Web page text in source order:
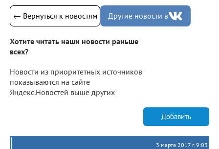
← Вернуться к новостям Другие новости в
Хотите читать наши новости раньше
всех?
Новости из приоритетных источников
показываются на сайте
Яндекс.Новостей выше других
Добавить
3 марта 2017 г. 9:03